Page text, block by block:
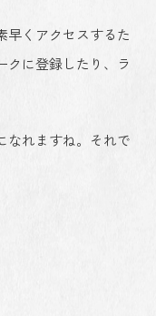
早くアクセスするた
クに登録したり、ラ
なれますね。それで